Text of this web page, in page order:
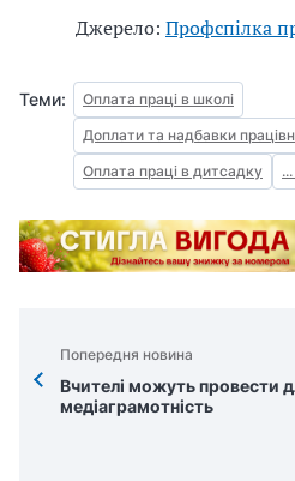
Джерело: Профспілка
Теми:
Оплата праці в школі
Доплати та надбавки
Оплата праці в дитсадку
Попередня новина
Вчителі можуть провести
медіаграмотність